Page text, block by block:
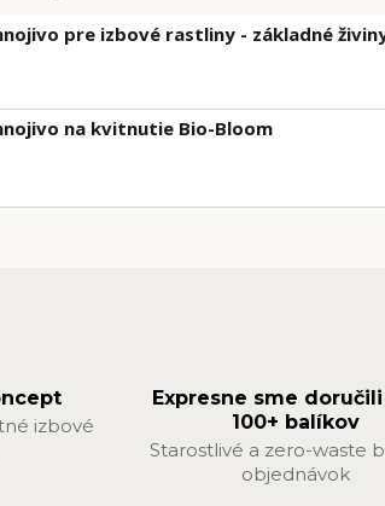
pre izbové rastliny - základné
na kvitnutie Bio-Bloom
izbové
Expresne sme doručili
100+ balíkov
Starostlivé a zero-waste
objednávok